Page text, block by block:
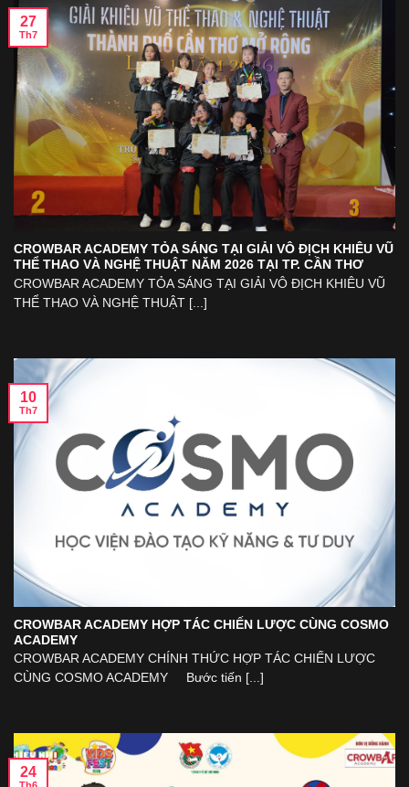
CROWBAR ACADEMY TỎA SÁNG TẠI GIẢI VÔ ĐỊCH KHIÊU VŨ
THỂ THAO VÀ NGHỆ THUẬT NĂM 2026 TẠI TP. CẦN THƠ
CROWBAR ACADEMY TỎA SÁNG TẠI GIẢI VÔ ĐỊCH KHIÊU VŨ
THỂ THAO VÀ NGHỆ THUẬT [...]
27
Th7
CROWBAR ACADEMY HỢP TÁC CHIẾN LƯỢC CÙNG COSMO
ACADEMY
CROWBAR ACADEMY CHÍNH THỨC HỢP TÁC CHIẾN LƯỢC
CÙNG COSMO ACADEMY Bước tiến [...]
10
Th7
24